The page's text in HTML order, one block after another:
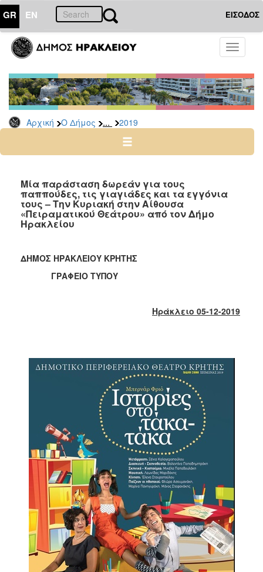
GR EN ΕΙΣΟΔΟΣ
Toggle
Αρχική Ο Δήμος ... 2019
ΔΗΜΟΣ
Δελτία
Τύπου
Αρχείο
2026
2024
2022
2021
2020
2018
2017
2011
ΠΟΛΙΤΙΣΜΟΣ
ΑΝΘΕΚΤΙΚΗ
Μία παράσταση δωρεάν για τους
παππούδες, τις γιαγιάδες και τα εγγόνια
τους – Την Κυριακή στην Αίθουσα
«Πειραματικού Θεάτρου» από τον Δήμο
Ηρακλείου
ΔΗΜΟΣ ΗΡΑΚΛΕΙΟΥ ΚΡΗΤΗΣ
ΓΡΑΦΕΙΟ ΤΥΠΟΥ
Ηράκλειο 05-12-2019